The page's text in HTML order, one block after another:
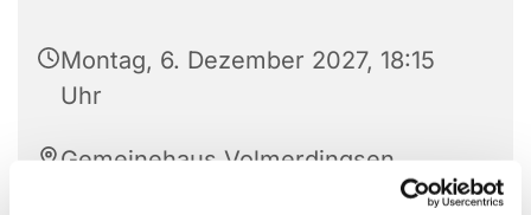
Montag, 6. Dezember 2027, 18:15
Uhr
Gemeinehaus Volmerdingsen,
Pfarrer Brünger Str. 1, 32549 Bad